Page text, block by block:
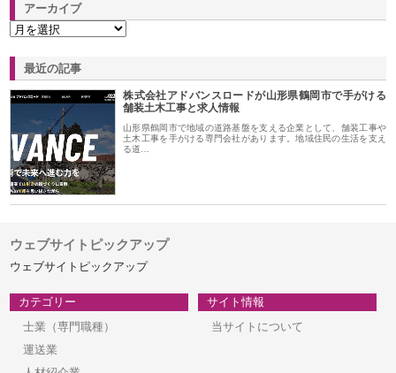
アーカイブ
最近の記事
株式会社アドバンスロードが山形県鶴岡市で手がける
舗装土木工事と求人情報
山形県鶴岡市で地域の道路基盤を支える企業として、舗装工事や
土木工事を手がける専門会社があります。地域住民の生活を支え
る道…
ウェブサイトピックアップ
ウェブサイトピックアップ
カテゴリー
士業（専門職種）
運送業
サイト情報
当サイトについて